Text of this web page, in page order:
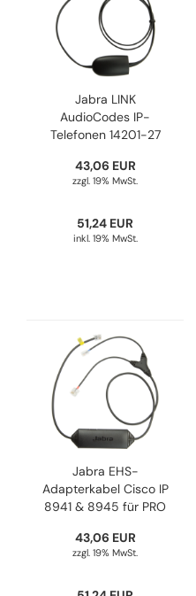
Jabra LINK
AudioCodes IP-
Telefonen 14201-27
43,06 EUR
zzgl. 19% MwSt.
51,24 EUR
inkl. 19% MwSt.
Jabra EHS-
Adapterkabel Cisco IP
8941 & 8945 für PRO
PRO 925 14201-41
43,06 EUR
zzgl. 19% MwSt.